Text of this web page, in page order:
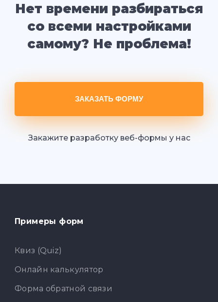
Нет времени разбираться
со всеми настройками
самому? Не проблема!
ЗАКАЗАТЬ ФОРМУ
Закажите разработку веб-формы у нас
Примеры форм
Квиз (Quiz)
Онлайн калькулятор
Форма обратной связи